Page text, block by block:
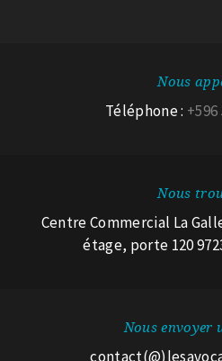
Nous
Téléphone : +596
Nous
Centre Commercial La
étage, porte 120
Nous envoyer